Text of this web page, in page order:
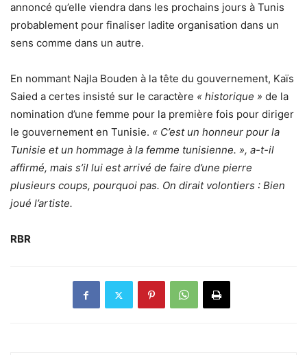
annoncé qu’elle viendra dans les prochains jours à Tunis
probablement pour finaliser ladite organisation dans un
sens comme dans un autre.
En nommant Najla Bouden à la tête du gouvernement, Kaïs
Saied a certes insisté sur le caractère « historique » de la
nomination d’une femme pour la première fois pour diriger
le gouvernement en Tunisie. « C’est un honneur pour la
Tunisie et un hommage à la femme tunisienne. », a-t-il
affirmé, mais s’il lui est arrivé de faire d’une pierre
plusieurs coups, pourquoi pas. On dirait volontiers : Bien
joué l’artiste.
RBR